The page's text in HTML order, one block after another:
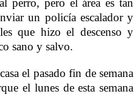
un policía escalador y
que hizo el descenso y
sano y salvo.
el pasado fin de semana
el lunes de esta semana